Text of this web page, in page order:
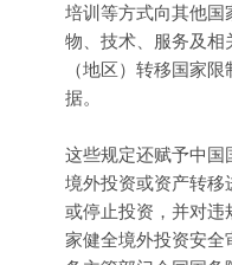
培训等方式向其他国
物、技术、服务及相
（地区）转移国家
据。
这些规定还赋予中国
境外投资或资产转移
或停止投资，并对
家健全境外投资安全